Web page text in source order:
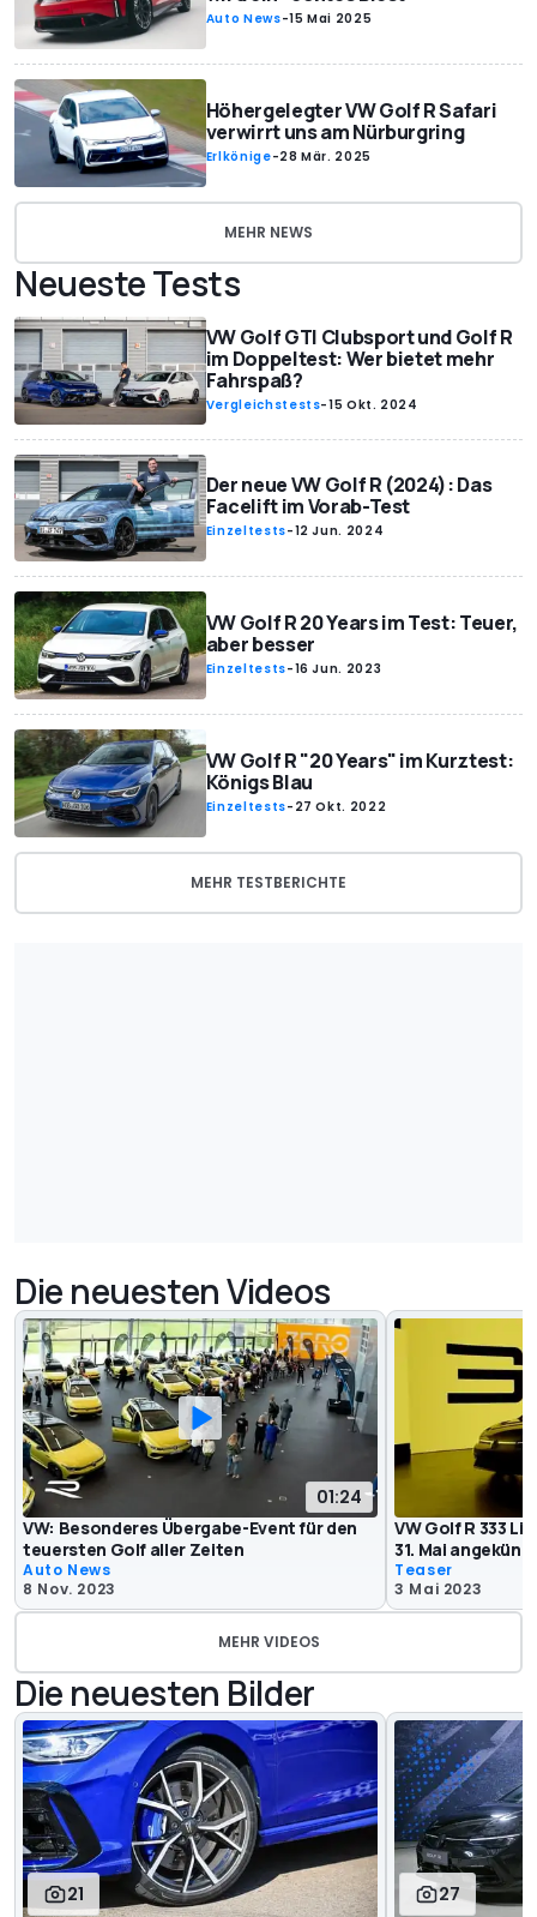
Auto News-15 Mai 2025
Höhergelegter VW Golf R Safari
verwirrt uns am Nürburgring
Erlkönige-28 Mär. 2025
MEHR NEWS
Neueste Tests
VW Golf GTI Clubsport und Golf R
im Doppeltest: Wer bietet mehr
Fahrspaß?
Vergleichstests-15 Okt. 2024
Der neue VW Golf R (2024): Das
Facelift im Vorab-Test
Einzeltests-12 Jun. 2024
VW Golf R 20 Years im Test: Teuer,
aber besser
Einzeltests-16 Jun. 2023
VW Golf R "20 Years" im Kurztest:
Königs Blau
Einzeltests- 27 Okt. 2022
MEHR TESTBERICHTE
Die neuesten Videos
01:24
VW: Besonderes Übergabe-Event für den
teuersten Golf aller Zeiten
Auto News
8 Nov. 2023
VW Golf R 333
31. Mai
Teaser
3 Mai 2023
MEHR VIDEOS
Die neuesten Bilder
21 27